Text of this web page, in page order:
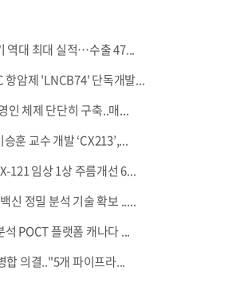
역대 최대 실적…수출 47...
항암제 'LNCB74' 단독개발...
인 체제 단단히 구축..매...
훈 교수 개발 ‘CX213’,...
121 임상 1상 주름개선 6...
신 정밀 분석 기술 확보 .....
POCT 플랫폼 캐나다 ...
합 의결.."5개 파이프라...